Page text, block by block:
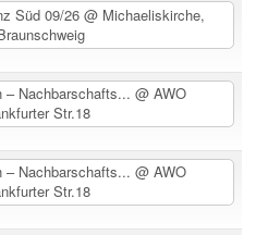
Süd 09/26@ Michaeliskirche,
– Nachbarschafts...@ AWO
Str.18
– Nachbarschafts...@ AWO
Str.18